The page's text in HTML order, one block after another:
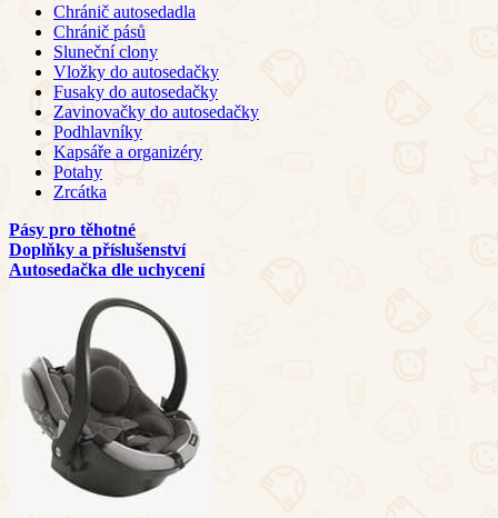
Chránič autosedadla
Chránič pásů
Sluneční clony
Vložky do autosedačky
Fusaky do autosedačky
Zavinovačky do autosedačky
Podhlavníky
Kapsáře a organizéry
Potahy
Zrcátka
Pásy pro těhotné
Doplňky a příslušenství
Autosedačka dle uchycení